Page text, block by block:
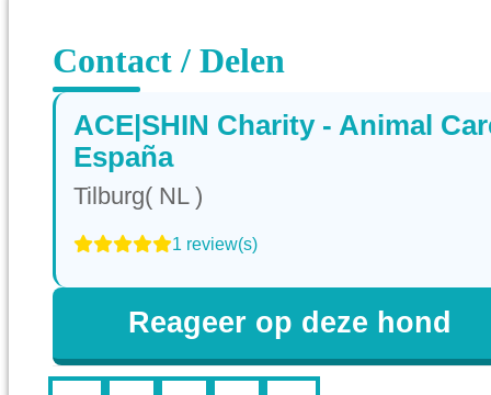
Contact / Delen
ACE|SHIN Charity - Animal
España
Tilburg( NL )
1 review(s)
Reageer op deze hond